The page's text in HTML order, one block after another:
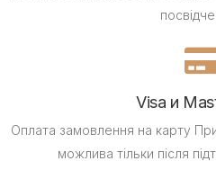
Visa и
Оплата замовлення на карту
можлива тільки після